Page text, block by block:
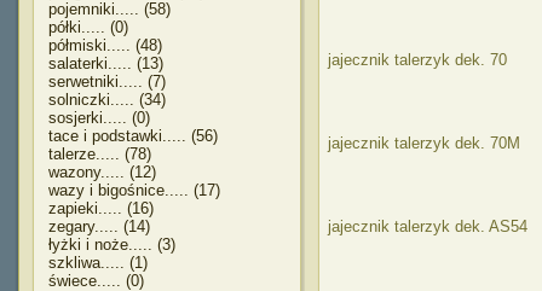
pojemniki..... (58)
półki..... (0)
półmiski..... (48)
salaterki..... (13)
serwetniki..... (7)
solniczki..... (34)
sosjerki..... (0)
tace i podstawki..... (56)
talerze..... (78)
wazony..... (12)
wazy i bigośnice..... (17)
zapieki..... (16)
zegary..... (14)
łyżki i noże..... (3)
szkliwa..... (1)
świece..... (0)
jajecznik talerzyk dek. 70
jajecznik talerzyk dek. 70M
jajecznik talerzyk dek. AS54